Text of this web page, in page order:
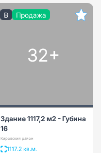
B Продажа
32+
Здание 1117,2 м2 - Губина
16
Кировский район
1117.2 кв.м.